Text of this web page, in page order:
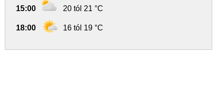
15:00 20 tól 21 °C
18:00 16 tól 19 °C